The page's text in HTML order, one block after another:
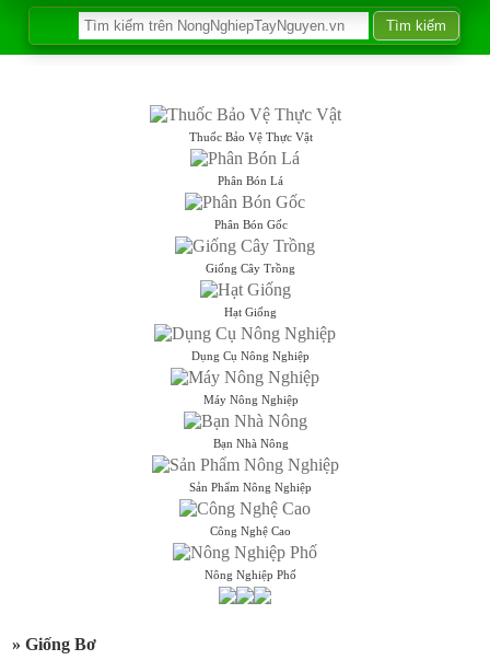
Thuốc Bảo Vệ Thực Vật
Phân Bón Lá
Phân Bón Gốc
Giống Cây Trồng
Hạt Giống
Dụng Cụ Nông Nghiệp
Máy Nông Nghiệp
Bạn Nhà Nông
Sản Phẩm Nông Nghiệp
Công Nghệ Cao
Nông Nghiệp Phố
» Giống Bơ